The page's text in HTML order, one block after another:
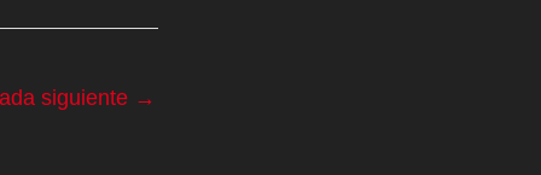
siguiente →